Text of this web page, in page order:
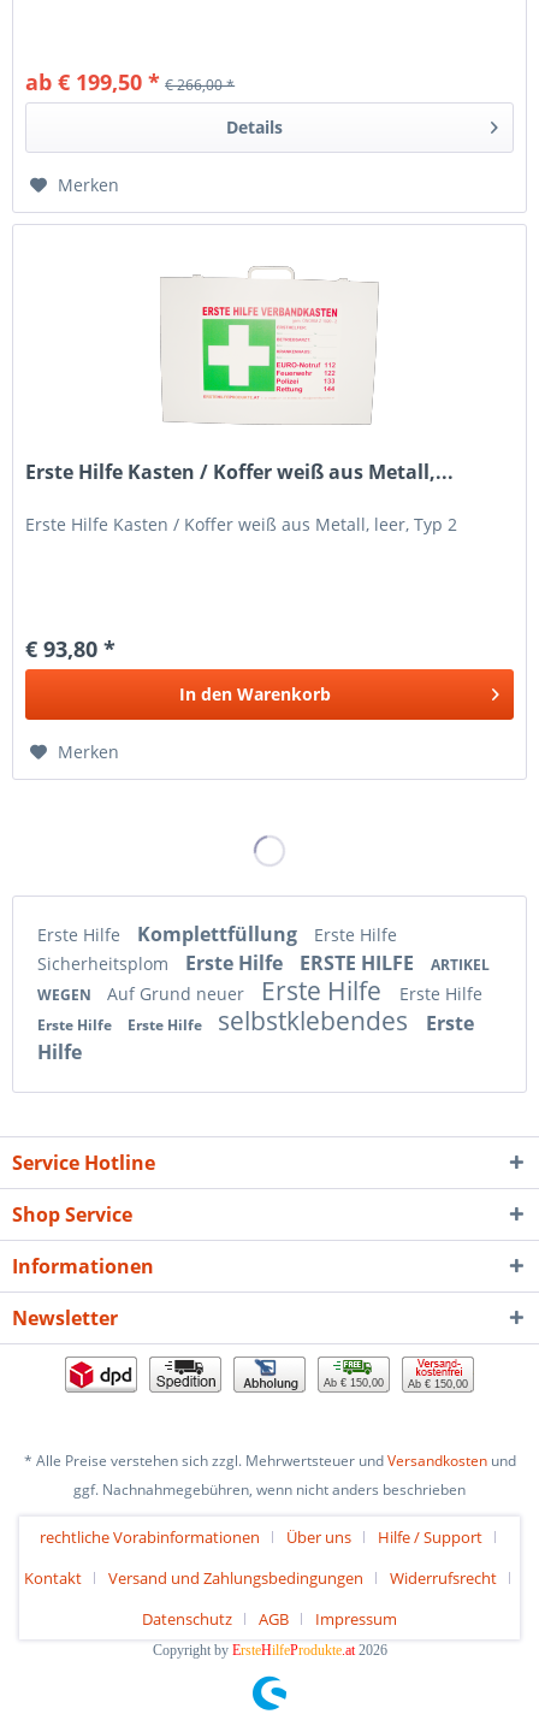
ab € 199,50 * € 266,00 *
Details
Merken
Erste Hilfe Kasten / Koffer weiß aus Metall,...
Erste Hilfe Kasten / Koffer weiß aus Metall, leer, Typ 2
€ 93,80 *
In den Warenkorb
Merken
Erste Hilfe Komplettfüllung
Erste Hilfe
Sicherheitsplom
Erste Hilfe ERSTE HILFE
ARTIKEL
WEGEN
Auf Grund neuer Erste Hilfe Erste Hilfe
Erste Hilfe Erste Hilfe selbstklebendes
Erste
Hilfe
Service Hotline
Shop Service
Informationen
Newsletter
Ab € 150,00 Ab € 150,00
* Alle Preise verstehen sich zzgl. Mehrwertsteuer undVersandkostenund
ggf. Nachnahmegebühren, wenn nicht anders beschrieben
rechtliche Vorabinformationen Über uns
Hilfe / Support
Kontakt
Versand und Zahlungsbedingungen
Widerrufsrecht
Datenschutz
AGB Impressum
Copyright by ErsteHilfeProdukte.at2026